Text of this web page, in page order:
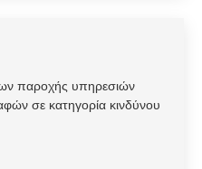
παροχής υπηρεσιών
σε κατηγορία κινδύνου